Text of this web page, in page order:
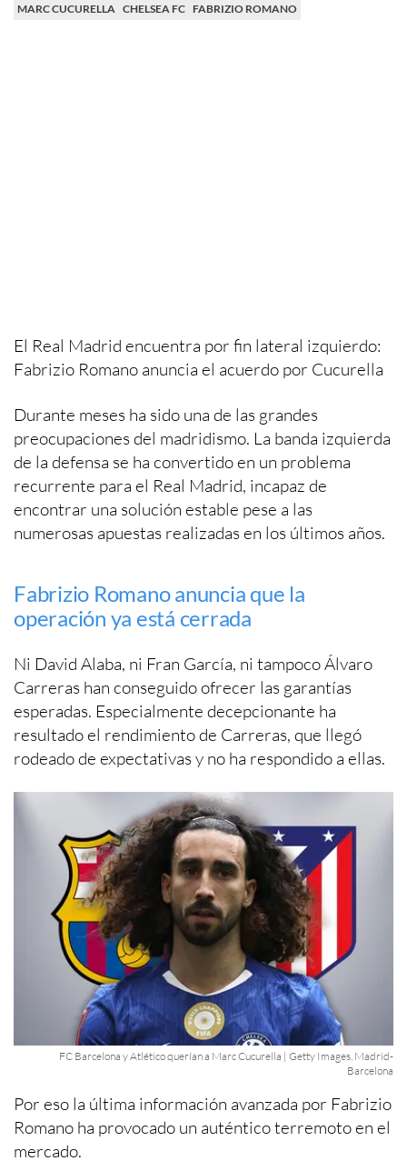
MARC CUCURELLA CHELSEA FC FABRIZIO ROMANO
El Real Madrid encuentra por fin lateral izquierdo:
Fabrizio Romano anuncia el acuerdo por Cucurella
Durante meses ha sido una de las grandes
preocupaciones del madridismo. La banda izquierda
de la defensa se ha convertido en un problema
recurrente para el Real Madrid, incapaz de
encontrar una solución estable pese a las
numerosas apuestas realizadas en los últimos años.
Fabrizio Romano anuncia que la
operación ya está cerrada
Ni David Alaba, ni Fran García, ni tampoco Álvaro
Carreras han conseguido ofrecer las garantías
esperadas. Especialmente decepcionante ha
resultado el rendimiento de Carreras, que llegó
rodeado de expectativas y no ha respondido a ellas.
FC Barcelona y Atlético querían a Marc Cucurella | Getty Images, Madrid-
Barcelona
Por eso la última información avanzada por Fabrizio
Romano ha provocado un auténtico terremoto en el
mercado.